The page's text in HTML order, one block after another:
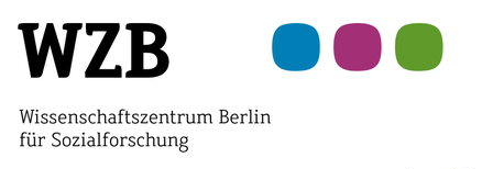
Skip to
main
content
Wissenschaftszentrum
Berlin
für